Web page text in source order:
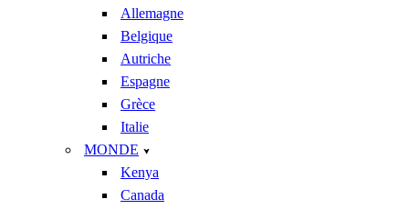
Allemagne
Belgique
Autriche
Espagne
Grèce
Italie
MONDE
Kenya
Canada